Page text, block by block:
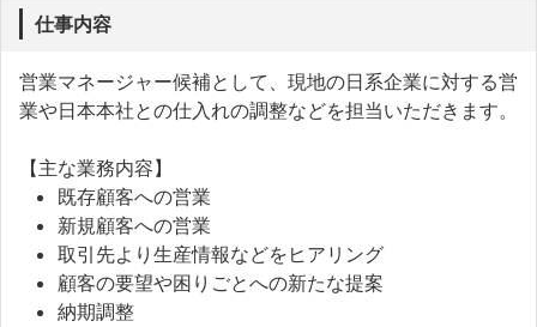
仕事内容
営業マネージャー候補として、現地の日系企業に対する営
業や日本本社との仕入れの調整などを担当いただきます。
【主な業務内容】
既存顧客への営業
新規顧客への営業
取引先より生産情報などをヒアリング
顧客の要望や困りごとへの新たな提案
納期調整